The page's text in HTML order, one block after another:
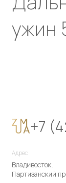
ужин
+7
Адрес
Владивосток,
Партизанский